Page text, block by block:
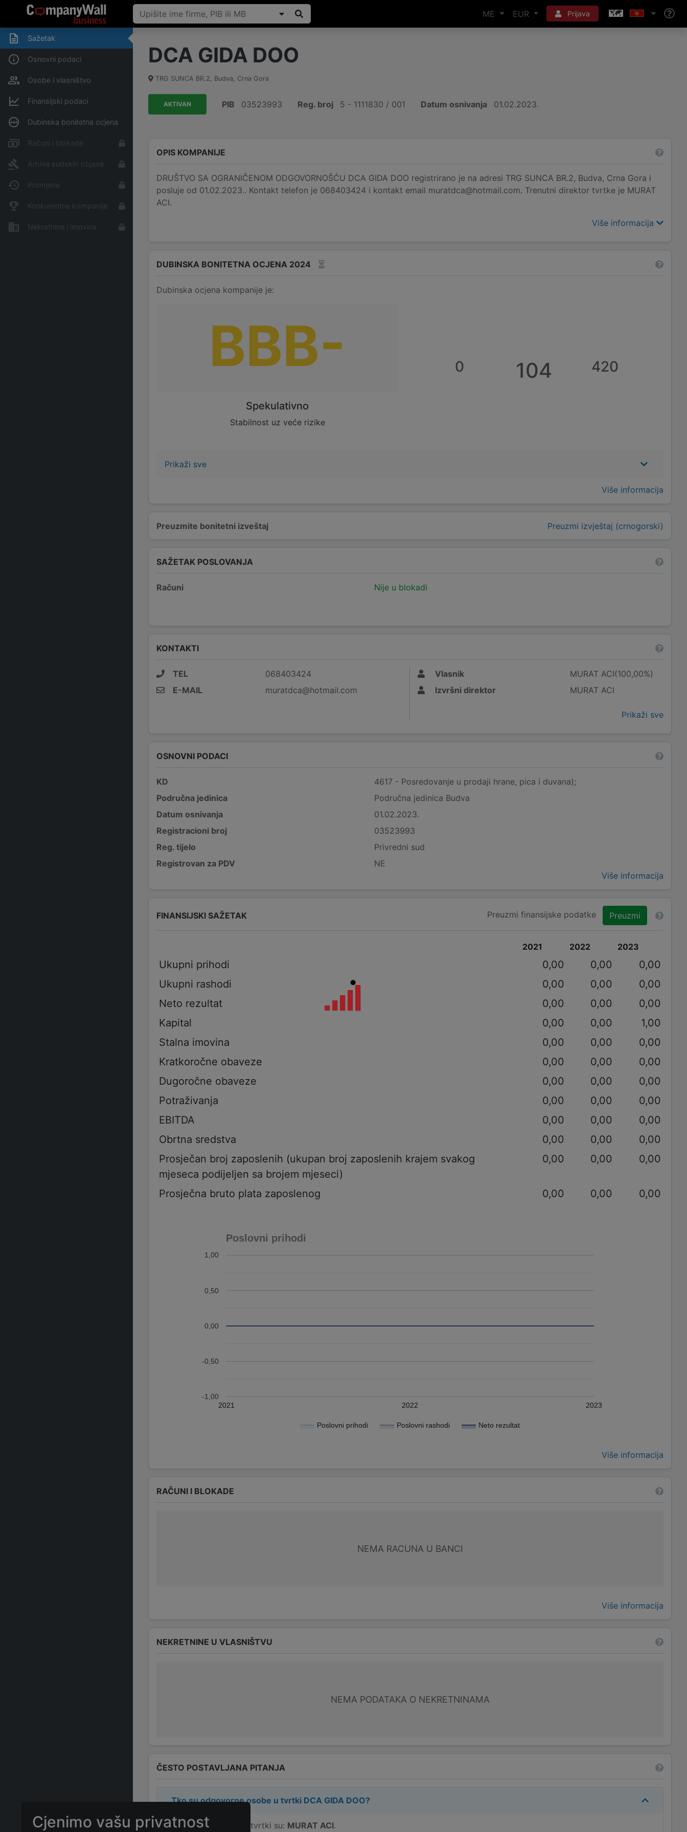
ME EUR Prijava
Sažetak
Osnovni podaci
Osobe i vlasništvo
Finansijski podaci
Dubinska bonitetna ocjena
Računi i blokade
Arhiva sudskih objava
Promjene
Konkurentne kompanije
Nekretnine i imovina
DCA GIDA DOO
TRG SUNCA BR.2, Budva, Crna Gora
AKTIVAN PIB 03523993 Reg. broj 5 - 1111830 / 001 Datum osnivanja 01.02.2023.
OPIS KOMPANIJE
DRUŠTVO SA OGRANIČENOM ODGOVORNOŠĆU DCA GIDA DOO registrirano je na adresi TRG SUNCA BR.2, Budva, Crna Gora i
posluje od 01.02.2023.. Kontakt telefon je 068403424 i kontakt email muratdca@hotmail.com. Trenutni direktor tvrtke je MURAT
ACI.
Više informacija
Preuzmite bonitetni izveštaj Preuzmi izvještaj (crnogorski)
DUBINSKA BONITETNA OCJENA 2024
Dubinska ocjena kompanije je:
BBB-
Spekulativno
Stabilnost uz veće rizike
0 104 420
Prikaži sve
Više informacija
SAŽETAK POSLOVANJA
Računi Nije u blokadi
KONTAKTI
TEL
068403424
E-MAIL
muratdca@hotmail.com
Vlasnik
MURAT ACI(100,00%)
Izvršni direktor
MURAT ACI
Prikaži sve
OSNOVNI PODACI
KD
4617 - Posredovanje u prodaji hrane, pica i duvana);
Područna jedinica
Područna jedinica Budva
Datum osnivanja
01.02.2023.
Registracioni broj
03523993
Reg. tijelo
Privredni sud
Registrovan za PDV
NE
Više informacija
FINANSIJSKI SAŽETAK Preuzmi finansijske podatke Preuzmi
2021 2022 2023
Ukupni prihodi 0,00 0,00
0,00
Ukupni rashodi
0,00 0,00
0,00
Neto rezultat
0,00 0,00
0,00
Kapital
0,00 0,00
1,00
Stalna imovina
0,00 0,00
0,00
Kratkoročne obaveze
0,00 0,00
0,00
Dugoročne obaveze
0,00 0,00
0,00
Potraživanja
0,00 0,00
0,00
EBITDA
0,00 0,00
0,00
Obrtna sredstva
0,00 0,00
0,00
Prosječan broj zaposlenih (ukupan broj zaposlenih krajem svakog
mjeseca podijeljen sa brojem mjeseci)
0,00 0,00 0,00
Prosječna bruto plata zaposlenog 0,00 0,00 0,00
Poslovni prihodi
Poslovni prihodi Poslovni rashodi Neto rezultat
2021 2022 2023
-1,00
-0,50
0,00
0,50
1,00
Više informacija
RAČUNI I BLOKADE
NEMA RACUNA U BANCI
Više informacija
NEKRETNINE U VLASNIŠTVU
NEMA PODATAKA O NEKRETNINAMA
ČESTO POSTAVLJANA PITANJA
Tko su odgovorne osobe u tvrtki DCA GIDA DOO?
Odgovorne osobe u tvrtki su: MURAT ACI.
Cjenimo vašu privatnost